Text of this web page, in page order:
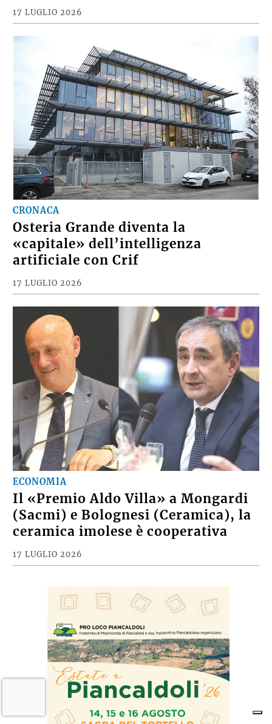
17 LUGLIO 2026
CRONACA
Osteria Grande diventa la
«capitale» dell’intelligenza
artificiale con Crif
17 LUGLIO 2026
ECONOMIA
Il «Premio Aldo Villa» a Mongardi
(Sacmi) e Bolognesi (Ceramica), la
ceramica imolese è cooperativa
17 LUGLIO 2026